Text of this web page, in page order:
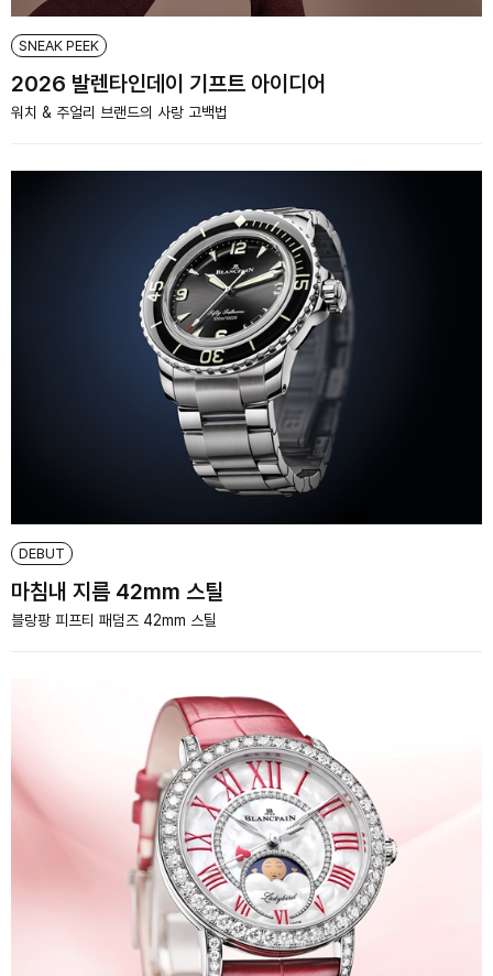
SNEAK PEEK
2026 발렌타인데이 기프트 아이디어
워치 & 주얼리 브랜드의 사랑 고백법
DEBUT
마침내 지름 42mm 스틸
블랑팡 피프티 패덤즈 42mm 스틸